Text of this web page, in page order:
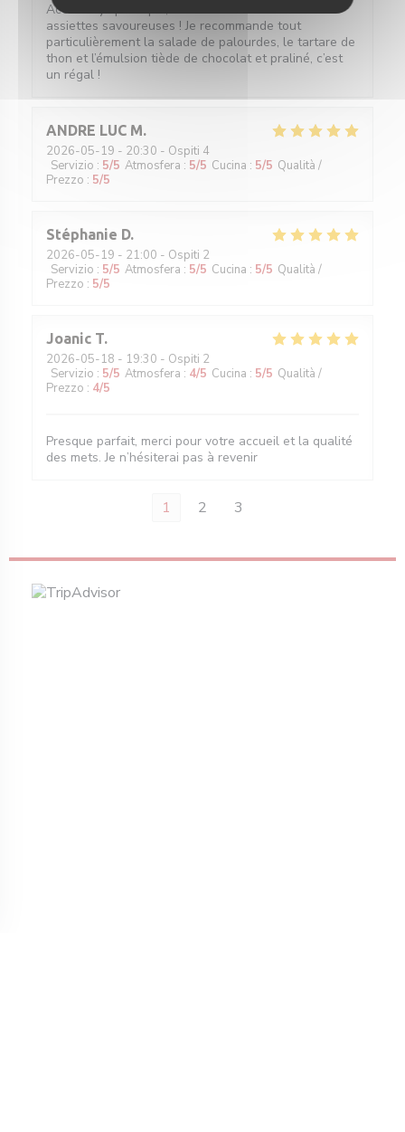
Accueil sympathique, service efficace et surtout
assiettes savoureuses ! Je recommande tout
particulièrement la salade de palourdes, le tartare de
thon et l’émulsion tiède de chocolat et praliné, c’est
un régal !
ANDRE LUC M
2026-05-19 - 20:30 - Ospiti 4
Servizio : 5/5 Atmosfera : 5/5 Cucina : 5/5 Qualità /
Prezzo : 5/5
Stéphanie D
2026-05-19 - 21:00 - Ospiti 2
Servizio : 5/5 Atmosfera : 5/5 Cucina : 5/5 Qualità /
Prezzo : 5/5
Joanic T
2026-05-18 - 19:30 - Ospiti 2
Servizio : 5/5 Atmosfera : 4/5 Cucina : 5/5 Qualità /
Prezzo : 4/5
Presque parfait, merci pour votre accueil et la qualité
des mets. Je n’hésiterai pas à revenir
1 2 3